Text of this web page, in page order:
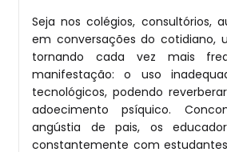
Seja nos colégios, consultórios,
em conversações do cotidiano,
tornando cada vez mais
manifestação: o uso
tecnológicos, podendo
adoecimento psíquico.
angústia de pais, os
constantemente com